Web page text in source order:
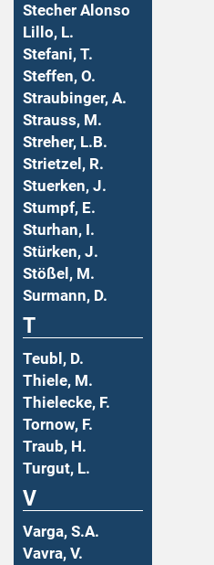
Stecher Alonso
Lillo, L.
Stefani, T.
Steffen, O.
Straubinger, A.
Strauss, M.
Streher, L.B.
Strietzel, R.
Stuerken, J.
Stumpf, E.
Sturhan, I.
Stürken, J.
Stößel, M.
Surmann, D.
T
Teubl, D.
Thiele, M.
Thielecke, F.
Tornow, F.
Traub, H.
Turgut, L.
V
Varga, S.A.
Vavra, V.